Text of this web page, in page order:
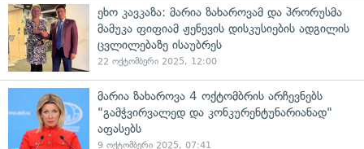
ეხო კავკაზა: მარია ზახაროვამ და პრორუსმა
მამუკა ფიფიამ ჟენევის დისკუსიების ადგილის
ცვლილებაზე ისაუბრეს
22 ოქტომბერი 2025, 12:00
მარია ზახაროვა 4 ოქტომბრის არჩევნებს
"გამჭვირვალედ და კონკურენტუნარიანად"
აფასებს
9 ოქტომბერი 2025, 07:41